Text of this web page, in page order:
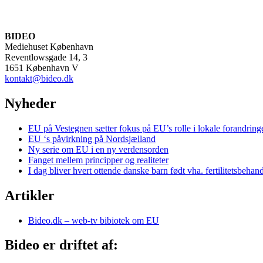
BIDEO
Mediehuset København
Reventlowsgade 14, 3
1651 København V
kontakt@bideo.dk
Nyheder
EU på Vestegnen sætter fokus på EU’s rolle i lokale
EU ‘s påvirkning på Nordsjælland
Ny serie om EU i en ny verdensorden
Fanget mellem principper og realiteter
I dag bliver hvert ottende danske barn født vha.
Artikler
Bideo.dk – web-tv bibiotek om EU
Bideo er driftet af: